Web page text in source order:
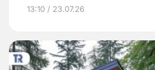
13:10 / 23.07.26